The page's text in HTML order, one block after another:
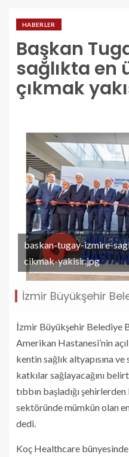
HABERLER
Başkan
sağlıkta en
çıkmak
baskan-tugay-izmire-
cikmak-yakisir.jpg
İzmir Büyükşehir
İzmir Büyükşehir Belediye
Amerikan Hastanesi’nin
kentin sağlık altyapısına
katkılar sağlayacağını
tıbbın başladığı
sektöründe mümkün olan
dedi.
Koç Healthcare